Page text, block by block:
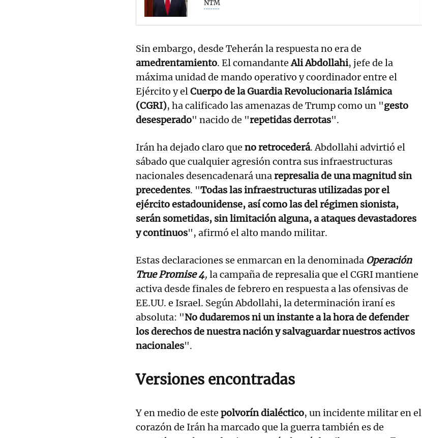
NTM
Sin embargo, desde Teherán la respuesta no era de
amedrentamiento. El comandanteAli Abdollahi, jefe de la
máxima unidad de mando operativo y coordinador entre el
Ejército y elCuerpo de la Guardia Revolucionaria Islámica
(CGRI), ha calificado las amenazas de Trump como un "gesto
desesperado" nacido de "repetidas derrotas".
Irán ha dejado claro que no retrocederá. Abdollahi advirtió el
sábado que cualquier agresión contra sus infraestructuras
nacionales desencadenará unarepresalia de una magnitud sin
precedentes. "Todas las infraestructuras utilizadas por el
ejército estadounidense, así como las del régimen sionista,
serán sometidas, sin limitación alguna, a ataques devastadores
y continuos", afirmó el alto mando militar.
Estas declaraciones se enmarcan en la denominada Operación
True Promise 4, la campaña de represalia que el CGRI mantiene
activa desde finales de febrero en respuesta a las ofensivas de
EE.UU. e Israel. Según Abdollahi, la determinación iraní es
absoluta: "No dudaremos ni un instante a la hora de defender
los derechos de nuestra nación y salvaguardar nuestros activos
nacionales".
Versiones encontradas
Y en medio de este polvorín dialéctico, un incidente militar en el
corazón de Irán ha marcado que la guerra también es de